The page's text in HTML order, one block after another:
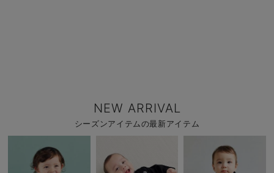
NEW ARRIVAL
シーズンアイテムの最新アイテム